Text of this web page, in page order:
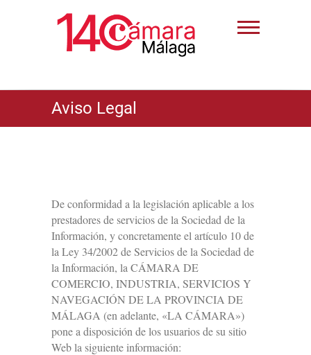
Aviso Legal
De conformidad a la legislación aplicable a los
prestadores de servicios de la Sociedad de la
Información, y concretamente el artículo 10 de
la Ley 34/2002 de Servicios de la Sociedad de
la Información, la CÁMARA DE
COMERCIO, INDUSTRIA, SERVICIOS Y
NAVEGACIÓN DE LA PROVINCIA DE
MÁLAGA (en adelante, «LA CÁMARA»)
pone a disposición de los usuarios de su sitio
Web la siguiente información: